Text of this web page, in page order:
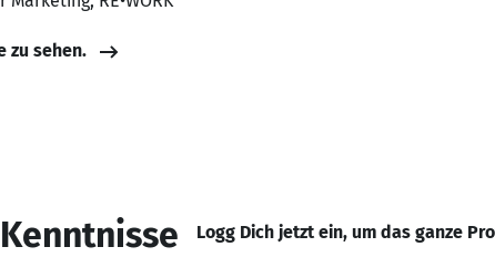
zu sehen.
Logg Dich jetzt ein, um das ganze